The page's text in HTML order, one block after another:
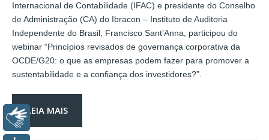
Internacional de Contabilidade (IFAC) e presidente do Conselho
de Administração (CA) do Ibracon – Instituto de Auditoria
Independente do Brasil, Francisco Sant’Anna, participou do
webinar “Princípios revisados de governança corporativa da
OCDE/G20: o que as empresas podem fazer para promover a
sustentabilidade e a confiança dos investidores?”.
LEIA MAIS